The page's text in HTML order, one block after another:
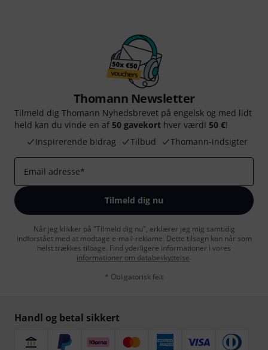
Thomann Newsletter
Tilmeld dig Thomann Nyhedsbrevet på engelsk og med lidt
held kan du vinde en af 50 gavekort hver værdi 50 €!
Inspirerende bidrag
Tilbud Thomann-indsigter
Email adresse*
Tilmeld dig nu
Når jeg klikker på "Tilmeld dig nu", erklærer jeg mig samtidig
indforstået med at modtage e-mail-reklame. Dette tilsagn kan når som
helst trækkes tilbage. Find yderligere informationer i vores
informationer om databeskyttelse.
* Obligatorisk felt
Handl og betal sikkert